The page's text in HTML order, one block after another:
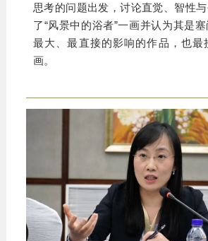
思考的问题出发，讨论直觉、智性
了“风景中的浴者”一画并认为其是
最大、最直接的影响的作品，也最
画。